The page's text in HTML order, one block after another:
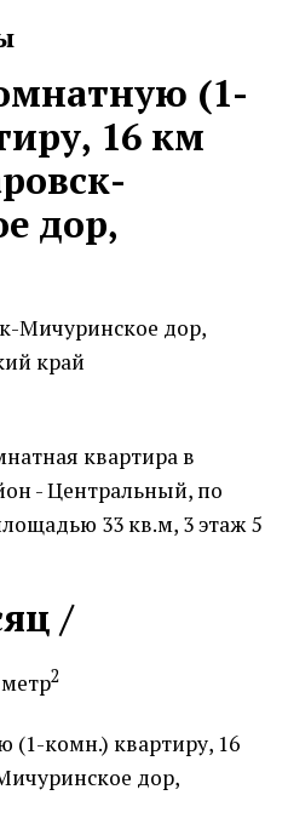
(1-
16 км
дор,
Мичуринское дор,
край
квартира в
- Центральный, по
33 кв.м, 3 этаж 5
/
2